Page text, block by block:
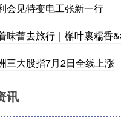
会见特变电工张新一行
味蕾去旅行｜槲叶裹糯香
三大股指7月2日全线上涨
讯